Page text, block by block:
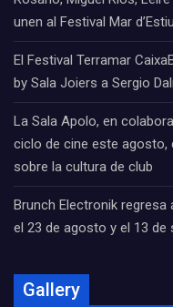
unen al Festival Mar
El Festival Terramar
by Sala Joiers a Sergio
La Sala Apolo, en
ciclo de cine este agosto,
sobre la cultura de club
Brunch Electronik
el 23 de agosto y el 13 de
Gallery